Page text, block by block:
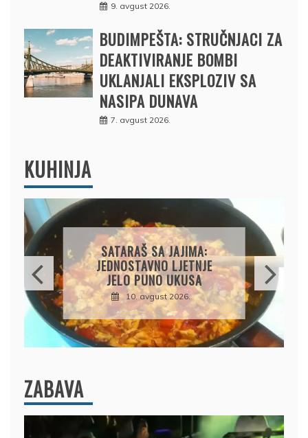
9. avgust 2026.
BUDIMPEŠTA: STRUČNJACI ZA
DEAKTIVIRANJE BOMBI
UKLANJALI EKSPLOZIV SA
NASIPA DUNAVA
7. avgust 2026.
KUHINJA
GRČKA MUSAKA: SOČNA,
KREMASTA I PUNA
MEDITERANSKIH UKUSA
10. avgust 2026.
ZABAVA